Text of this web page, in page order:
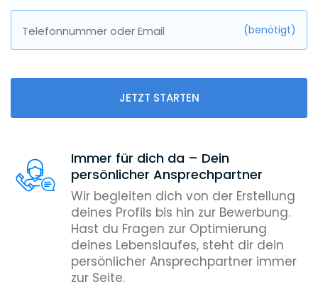
Telefonnummer oder Email (benötigt)
JETZT STARTEN
Immer für dich da – Dein
persönlicher Ansprechpartner
Wir begleiten dich von der Erstellung
deines Profils bis hin zur Bewerbung.
Hast du Fragen zur Optimierung
deines Lebenslaufes, steht dir dein
persönlicher Ansprechpartner immer
zur Seite.